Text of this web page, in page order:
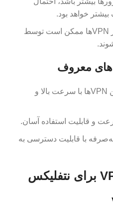
خواهد بود.
: برخی از VPNها ممکن است توسط
: یکی از محبوب‌ترین VPNها با سرعت بالا و
و قابلیت استفاده آسان.
با قابلیت دسترسی به